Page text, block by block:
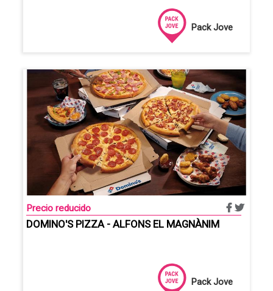
Pack Jove
Pack Jove
Precio reducido
DOMINO'S PIZZA - ALFONS EL MAGNÀNIM